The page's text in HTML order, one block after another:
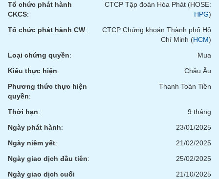
Tổ chức phát hành
CKCS:
CTCP Tập đoàn Hòa Phát (HOSE:
HPG)
Tổ chức phát hành CW:
CTCP Chứng khoán Thành phố Hồ
Chí Minh (HCM)
Loại chứng quyền:
Mua
Kiểu thực hiện:
Châu Âu
Phương thức thực hiện
quyền:
Thanh Toán Tiền
Thời hạn:
9 tháng
Ngày phát hành:
23/01/2025
Ngày niêm yết:
21/02/2025
Ngày giao dịch đầu tiên:
25/02/2025
Ngày giao dịch cuối
21/10/2025
Công
cụ
đầu
Truyền
thông
chính
Dữ
liệu